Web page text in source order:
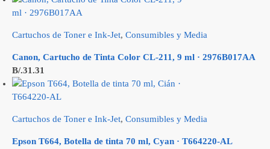
Cartuchos de Toner e Ink-Jet, Consumibles y Media
Canon, Cartucho de Tinta Color CL-211, 9 ml · 2976B017AA
B/.31.31
Cartuchos de Toner e Ink-Jet, Consumibles y Media
Epson T664, Botella de tinta 70 ml, Cyan · T664220-AL